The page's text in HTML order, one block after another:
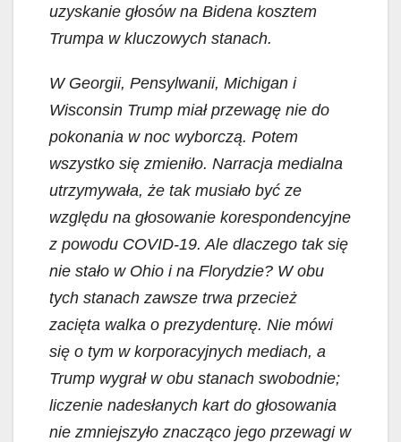
uzyskanie głosów na Bidena kosztem
Trumpa w kluczowych stanach.
W Georgii, Pensylwanii, Michigan i
Wisconsin Trump miał przewagę nie do
pokonania w noc wyborczą. Potem
wszystko się zmieniło. Narracja medialna
utrzymywała, że tak musiało być ze
względu na głosowanie korespondencyjne
z powodu COVID-19. Ale dlaczego tak się
nie stało w Ohio i na Florydzie? W obu
tych stanach zawsze trwa przecież
zacięta walka o prezydenturę. Nie mówi
się o tym w korporacyjnych mediach, a
Trump wygrał w obu stanach swobodnie;
liczenie nadesłanych kart do głosowania
nie zmniejszyło znacząco jego przewagi w